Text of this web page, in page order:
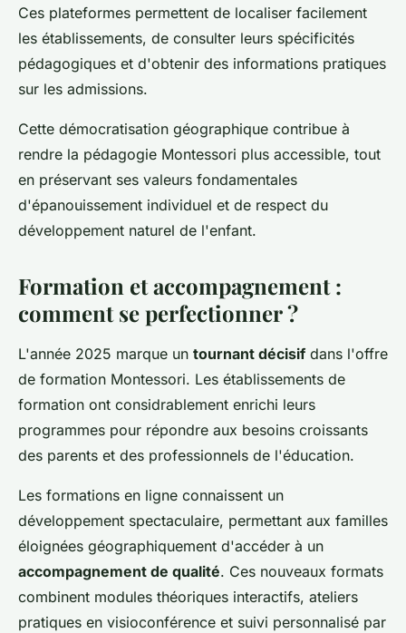
Ces plateformes permettent de localiser facilement
les établissements, de consulter leurs spécificités
pédagogiques et d'obtenir des informations pratiques
sur les admissions.
Cette démocratisation géographique contribue à
rendre la pédagogie Montessori plus accessible, tout
en préservant ses valeurs fondamentales
d'épanouissement individuel et de respect du
développement naturel de l'enfant.
Formation et accompagnement :
comment se perfectionner ?
L'année 2025 marque un tournant décisif dans l'offre
de formation Montessori. Les établissements de
formation ont considrablement enrichi leurs
programmes pour répondre aux besoins croissants
des parents et des professionnels de l'éducation.
Les formations en ligne connaissent un
développement spectaculaire, permettant aux familles
éloignées géographiquement d'accéder à un
accompagnement de qualité. Ces nouveaux formats
combinent modules théoriques interactifs, ateliers
pratiques en visioconférence et suivi personnalisé par